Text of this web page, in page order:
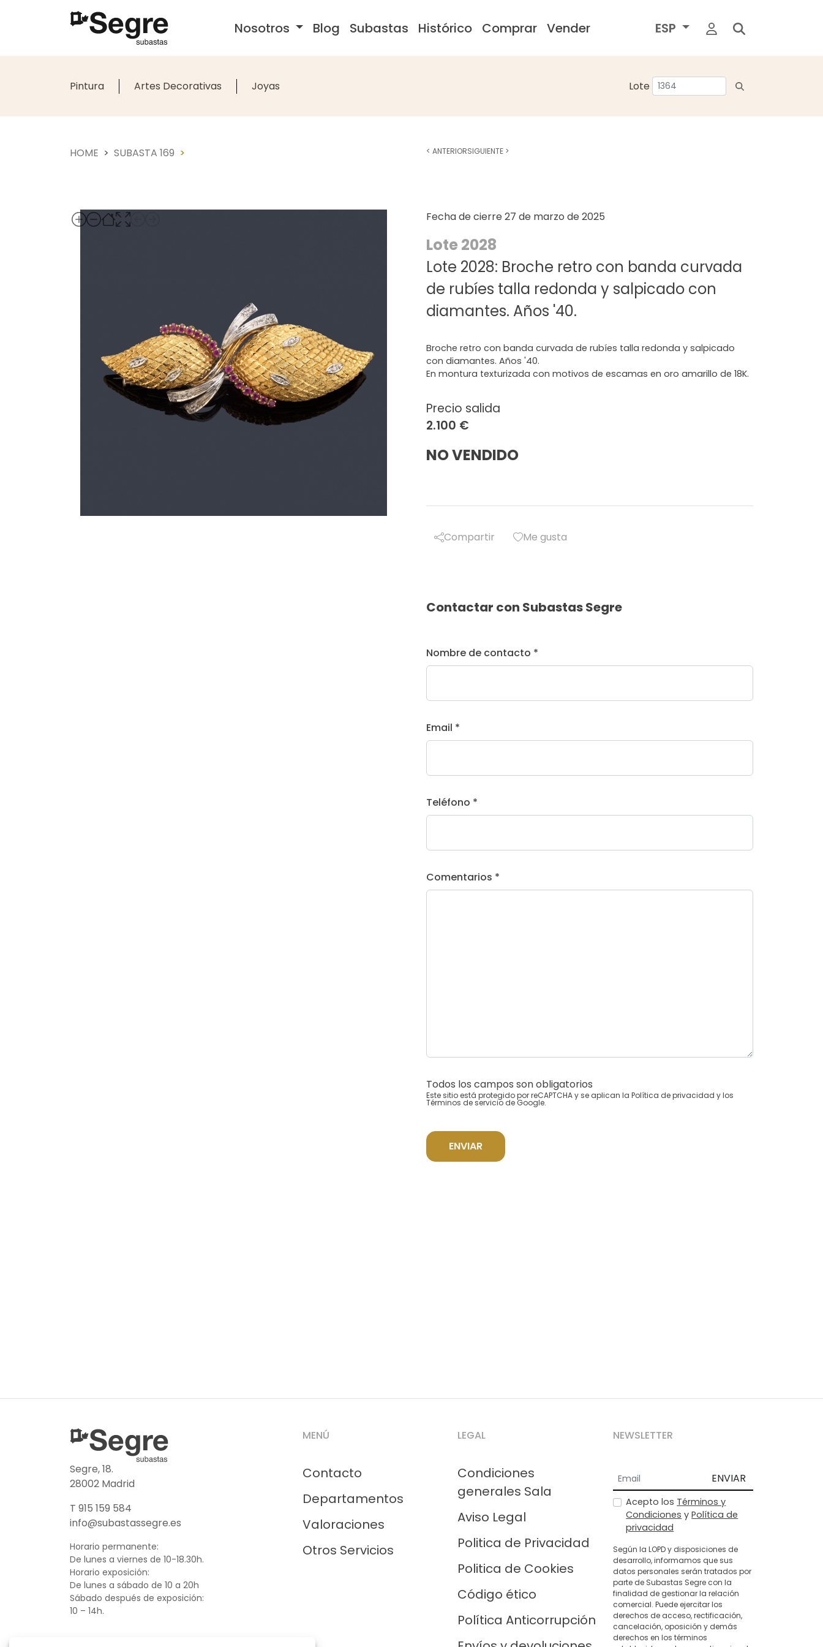
Nosotros Blog Subastas Histórico Comprar Vender ESP
Pintura Artes Decorativas Joyas Lote
HOME SUBASTA 169
Fecha de cierre 27 de marzo de 2025
Lote 2028
Lote 2028: Broche retro con banda curvada
de rubíes talla redonda y salpicado con
diamantes. Años '40.
Precio salida
2.100 €
NO VENDIDO
Broche retro con banda curvada de rubíes talla redonda y salpicado
con diamantes. Años '40.
En montura texturizada con motivos de escamas en oro amarillo de 18K.
Compartir Me gusta
< ANTERIORSIGUIENTE >
Contactar con Subastas Segre
Nombre de contacto *
Email *
Teléfono *
Comentarios *
Todos los campos son obligatorios
Este sitio está protegido por reCAPTCHA y se aplican la Política de privacidad y los
Términos de servicio de Google.
ENVIAR
Segre, 18.
28002 Madrid
T 915 159 584
info@subastassegre.es
Horario permanente:
De lunes a viernes de 10-18.30h.
Horario exposición:
De lunes a sábado de 10 a 20h
Sábado después de exposición:
10 – 14h.
MENÚ
Contacto
Departamentos
Valoraciones
Otros Servicios
LEGAL
Condiciones
generales Sala
Aviso Legal
Politica de Privacidad
Politica de Cookies
Código ético
Política Anticorrupción
NEWSLETTER
ENVIAR
Acepto los Términos y
Condiciones yPolítica de
privacidad
Según la LOPD y disposiciones de
desarrollo, informamos que sus
datos personales serán tratados por
parte de Subastas Segre con la
finalidad de gestionar la relación
comercial. Puede ejercitar los
derechos de acceso, rectificación,
cancelación, oposición y demás
derechos en los términos